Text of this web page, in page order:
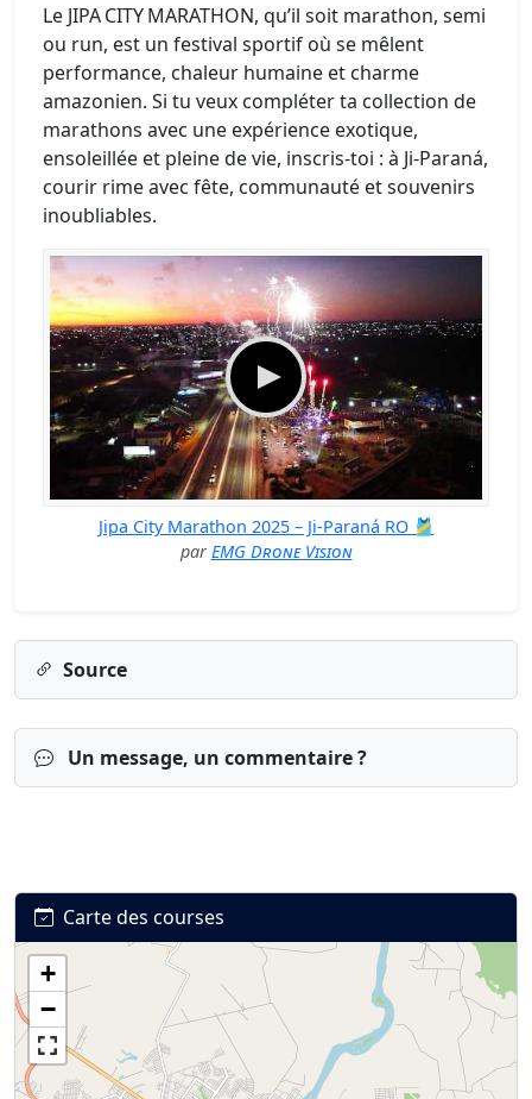
Le JIPA CITY MARATHON, qu’il soit marathon, semi
ou run, est un festival sportif où se mêlent
performance, chaleur humaine et charme
amazonien. Si tu veux compléter ta collection de
marathons avec une expérience exotique,
ensoleillée et pleine de vie, inscris-toi : à Ji‑Paraná,
courir rime avec fête, communauté et souvenirs
inoubliables.
Jipa City Marathon 2025 – Ji-Paraná RO 🎽
par EMG Dʀᴏɴᴇ Vɪsɪᴏɴ
Source
Un message, un commentaire ?
Connexion S’inscrire mot de passe oublié ?
Carte des courses
+
−